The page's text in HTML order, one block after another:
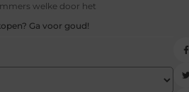
welke door het
Ga voor goud!